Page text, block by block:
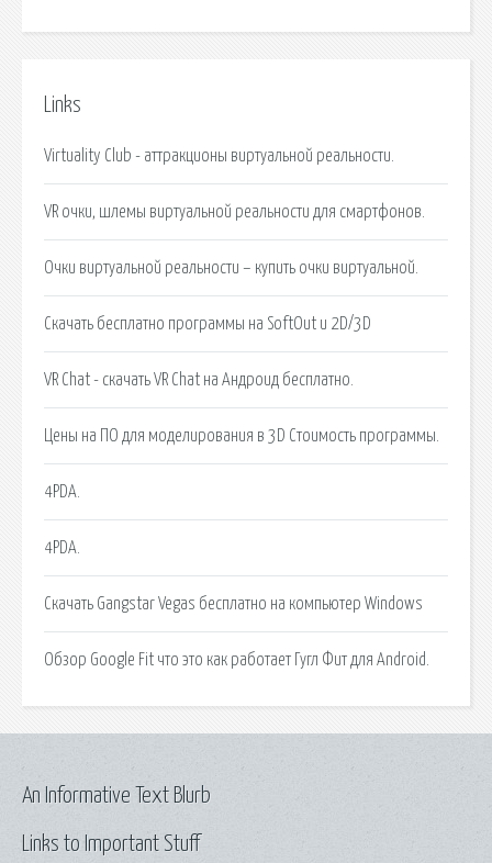
Links
Virtuality Club - аттракционы виртуальной реальности.
VR очки, шлемы виртуальной реальности для смартфонов.
Очки виртуальной реальности – купить очки виртуальной.
Скачать бесплатно программы на SoftOut и 2D/3D
VR Chat - скачать VR Chat на Андроид бесплатно.
Цены на ПО для моделирования в 3D Стоимость программы.
4PDA.
4PDA.
Скачать Gangstar Vegas бесплатно на компьютер Windows
Обзор Google Fit что это как работает Гугл Фит для Android.
Links to Important Stuff
An Informative Text Blurb